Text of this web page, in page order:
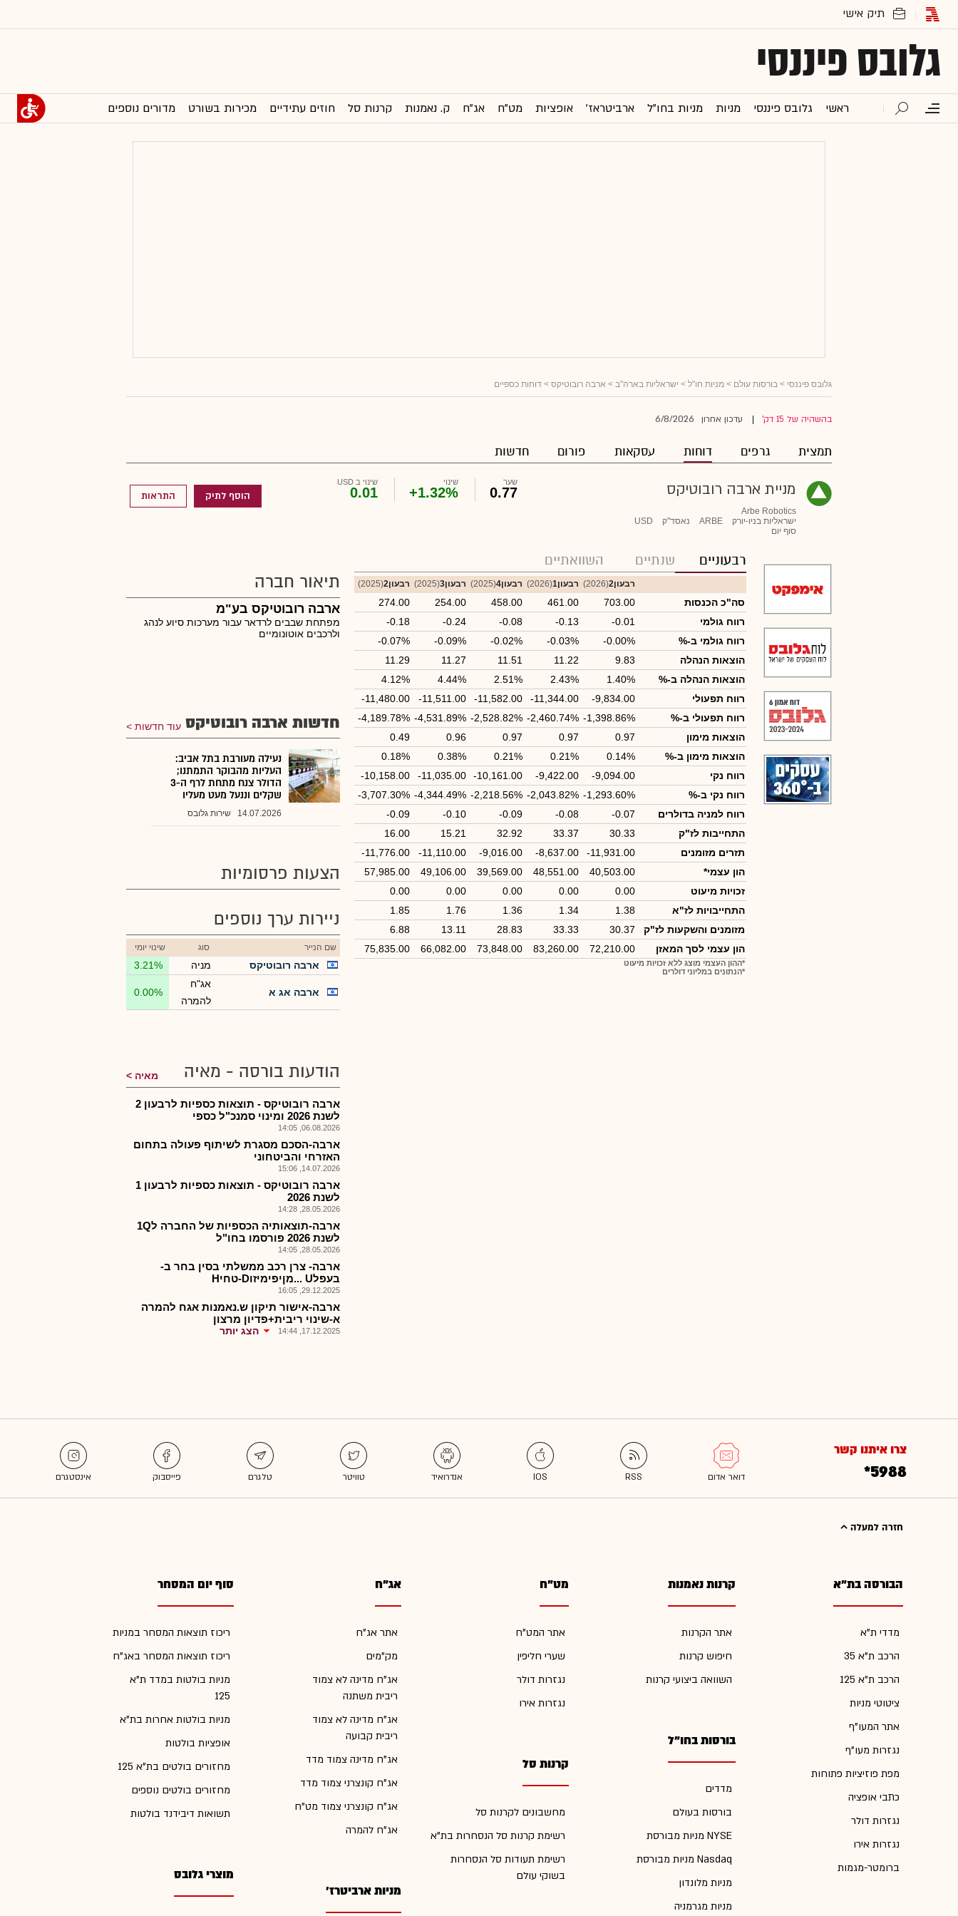
גלובס פיננסי
ראשי גלובס פיננסי מניות מניות בחו"ל ארביטראז' אופציות מט"ח אג"ח ק. נאמנות קרנות סל חוזים עתידיים מכירות בשורט מדורים נוספים
גלובס פיננסי > בורסות עולם > מניות חו"ל > ישראליות בארה"ב > ארבה רובוטיקס > דוחות כספיים
בהשהיה של 15 דק' עדכון אחרון 6/8/2026
תמצית גרפים דוחות עסקאות פורום חדשות
מניית ארבה רובוטיקס
Arbe Robotics
ישראליות בניו-יורק
ARBE נאסד"ק
USD
סוף יום
שער
0.77
שינוי
+1.32%
שינוי ב USD
0.01 הוסף לתיק התראות
רבעוניים שנתיים השוואתיים
רבעון2 (2026) רבעון1 (2026) רבעון4 (2025) רבעון3 (2025) רבעון2 (2025)
סה"כ הכנסות 703.00
461.00
458.00
254.00
274.00
רווח גולמי
-0.01
-0.13
-0.08
-0.24
-0.18
רווח גולמי ב-%
-0.00%
-0.03%
-0.02%
-0.09%
-0.07%
הוצאות הנהלה
9.83
11.22
11.51
11.27
11.29
הוצאות הנהלה ב-%
1.40%
2.43%
2.51%
4.44%
4.12%
רווח תפעולי
-9,834.00
-11,344.00
-11,582.00
-11,511.00
-11,480.00
רווח תפעולי ב-%
-1,398.86%
-2,460.74%
-2,528.82%
-4,531.89%
-4,189.78%
הוצאות מימון
0.97
0.97
0.97
0.96
0.49
הוצאות מימון ב-%
0.14%
0.21%
0.21%
0.38%
0.18%
רווח נקי
-9,094.00
-9,422.00
-10,161.00
-11,035.00
-10,158.00
רווח נקי ב-%
-1,293.60%
-2,043.82%
-2,218.56%
-4,344.49%
-3,707.30%
רווח למניה בדולרים
-0.07
-0.08
-0.09
-0.10
-0.09
התחייבות לז"ק
30.33
33.37
32.92
15.21
16.00
תזרים מזומנים
-11,931.00
-8,637.00
-9,016.00
-11,110.00
-11,776.00
הון עצמי*
40,503.00
48,551.00
39,569.00
49,106.00
57,985.00
זכויות מיעוט
0.00
0.00
0.00
0.00
0.00
התחייבויות לז"א
1.38
1.34
1.36
1.76
1.85
מזומנים והשקעות לז"ק
30.37
33.33
28.83
13.11
6.88
הון עצמי לסך המאזן
72,210.00
83,260.00
73,848.00
66,082.00
75,835.00
*ההון העצמי מוצג ללא זכויות מיעוט
*הנתונים במליוני דולרים
תיאור חברה
ארבה רובוטיקס בע"מ
מפתחת שבבים לרדאר עבור מערכות סיוע לנהג
ולרכבים אוטונומיים
חדשות ארבה רובוטיקס עוד חדשות
נעילה מעורבת בתל אביב:
העליות מהבוקר התמתנו;
הדולר צנח מתחת לרף ה-3
שקלים וננעל מעט מעליו
14.07.2026 שירות גלובס
הצעות פרסומיות
ניירות ערך נוספים
שם הנייר סוג שינוי יומי
ארבה רובוטיקס מניה 3.21%
ארבה אג א
אג"ח
להמרה
0.00%
הודעות בורסה - מאיה מאיה
ארבה רובוטיקס - תוצאות כספיות לרבעון 2
לשנת 2026 ומינוי סמנכ"ל כספי
06.08.2026, 14:05
ארבה-הסכם מסגרת לשיתוף פעולה בתחום
האזרחי והביטחוני
14.07.2026, 15:06
ארבה רובוטיקס - תוצאות כספיות לרבעון 1
לשנת 2026
28.05.2026, 14:28
ארבה-תוצאותיה הכספיות של החברה ל1Q
לשנת 2026 פורסמו בחו"ל
28.05.2026, 14:05
ארבה- צרן רכב ממשלתי בסין בחר ב-
בעפלU ...מןיפימיזוD-טחיH
29.12.2025, 16:05
ארבה-אישור תיקון ש.נאמנות אגח להמרה
א-שינוי ריבית+פדיון מרצון
17.12.2025, 14:44 הצג יותר
צרו איתנו קשר
*5988
חזרה למעלה
הבורסה בת"א
מדדי ת"א
הרכב ת"א 35
הרכב ת"א 125
ציטוטי מניות
אתר המעו"ף
נגזרות מעו"ף
מפת פוזיציות פתוחות
כתבי אופציה
נגזרות דולר
נגזרות אירו
ברומטר-מגמות
קרנות נאמנות
אתר הקרנות
חיפוש קרנות
השוואה ביצועי קרנות
בורסות בחו"ל
מדדים
בורסות בעולם
מניות מבורסת NYSE
מניות מבורסת Nasdaq
מניות מלונדון
מניות מגרמניה
מט"ח
אתר המט"ח
שערי חליפין
נגזרות דולר
נגזרות אירו
קרנות סל
מחשבונים לקרנות סל
רשימת קרנות סל הנסחרות בת"א
רשימת תעודות סל הנסחרות
בשוקי עולם
אג"ח
אתר אג"ח
מק"מים
אג"ח מדינה לא צמוד
ריבית משתנה
אג"ח מדינה לא צמוד
ריבית קבועה
אג"ח מדינה צמוד מדד
אג"ח קונצרני צמוד מדד
אג"ח קונצרני צמוד מט"ח
אג"ח להמרה
מניות ארביטרז'
סוף יום המסחר
ריכוז תוצאות המסחר במניות
ריכוז תוצאות המסחר באג"ח
מניות בולטות במדד ת"א
125
מניות בולטות אחרות בת"א
אופציות בולטות
מחזורים בולטים בת"א 125
מחזורים בולטים נוספים
תשואות דיבידנד בולטות
מוצרי גלובס